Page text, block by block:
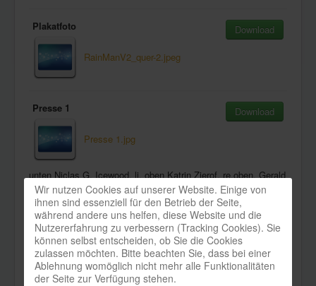
Plakatfoto
RainManV2_quer-2.jpeg
Download
Presse 1
Presse 1.jpg
Download
unten Niclas G. Icewood, li. oben Katrin Zierof, re.oben. Gerald
Leiß
Presse 2
Presse 2.jpg
Download
Wir nutzen Cookies auf unserer Website. Einige von
ihnen sind essenziell für den Betrieb der Seite,
während andere uns helfen, diese Website und die
Nutzererfahrung zu verbessern (Tracking Cookies). Sie
können selbst entscheiden, ob Sie die Cookies
zulassen möchten. Bitte beachten Sie, dass bei einer
Ablehnung womöglich nicht mehr alle Funktionalitäten
der Seite zur Verfügung stehen.